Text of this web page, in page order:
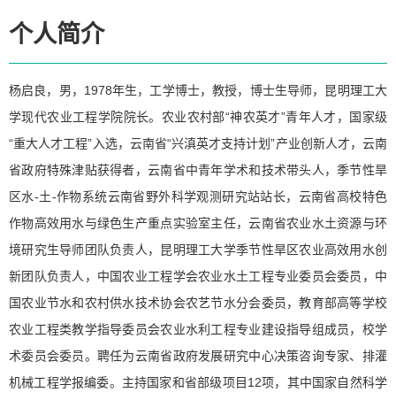
个人简介
杨启良，男，1978年生，工学博士，教授，博士生导师，昆明理工大
学现代农业工程学院院长。农业农村部“神农英才”青年人才，国家级
“重大人才工程”入选，云南省“兴滇英才支持计划”产业创新人才，云南
省政府特殊津贴获得者，云南省中青年学术和技术带头人，季节性旱
区水-土-作物系统云南省野外科学观测研究站站长，云南省高校特色
作物高效用水与绿色生产重点实验室主任，云南省农业水土资源与环
境研究生导师团队负责人，昆明理工大学季节性旱区农业高效用水创
新团队负责人，中国农业工程学会农业水土工程专业委员会委员，中
国农业节水和农村供水技术协会农艺节水分会委员，教育部高等学校
农业工程类教学指导委员会农业水利工程专业建设指导组成员，校学
术委员会委员。聘任为云南省政府发展研究中心决策咨询专家、排灌
机械工程学报编委。主持国家和省部级项目12项，其中国家自然科学